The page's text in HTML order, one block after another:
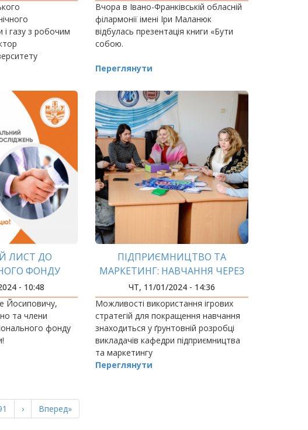
і газу з робочим
імені Юрія
Вчора в Івано-Франківській обласній
філармонії імені Іри Маланюк
відбулась презентація книги «Бути
собою.
Переглянути
ЛИСТ ДО
ФОНДУ
УКРАЇНИ
- 10:48
Йосиповичу,
та члени
фонду
ПІДПРИЄМНИЦТВО ТА
МАРКЕТИНГ: НАВЧАННЯ ЧЕРЕЗ
ГРУ
ЧТ, 11/01/2024 - 14:36
Можливості використання ігрових
стратегій для покращення навчання
знаходиться у ґрунтовній розробці
викладачів кафедри підприємництва
та маркетингу
Переглянути
Наступна
сторінка
›
Остання
сторінка
Вперед»